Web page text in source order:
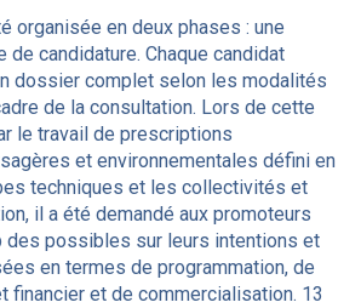
organisée en deux phases : une
de candidature. Chaque candidat
dossier complet selon les modalités
de la consultation. Lors de cette
le travail de prescriptions
et environnementales défini en
techniques et les collectivités et
il a été demandé aux promoteurs
des possibles sur leurs intentions et
en termes de programmation, de
financier et de commercialisation. 13